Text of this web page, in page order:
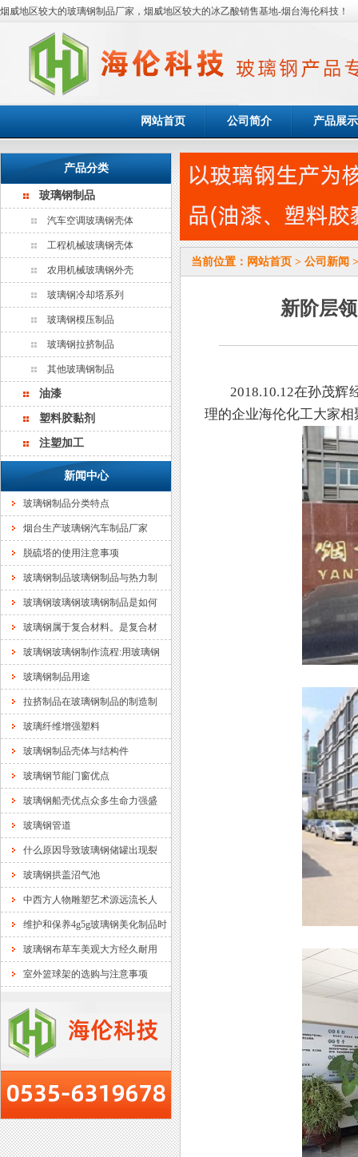
烟威地区较大的玻璃钢制品厂家，烟威地区较大的冰乙酸销售基地-烟台海伦科技！
网站首页 公司简介 产品展示
产品分类
玻璃钢制品
汽车空调玻璃钢壳体
工程机械玻璃钢壳体
农用机械玻璃钢外壳
玻璃钢冷却塔系列
玻璃钢模压制品
玻璃钢拉挤制品
其他玻璃钢制品
油漆
塑料胶黏剂
注塑加工
新闻中心
玻璃钢制品分类特点
烟台生产玻璃钢汽车制品厂家
脱硫塔的使用注意事项
玻璃钢制品玻璃钢制品与热力制
玻璃钢玻璃钢玻璃钢制品是如何
玻璃钢属于复合材料。是复合材
玻璃钢玻璃钢制作流程:用玻璃钢
玻璃钢制品用途
拉挤制品在玻璃钢制品的制造制
玻璃纤维增强塑料
玻璃钢制品壳体与结构件
玻璃钢节能门窗优点
玻璃钢船壳优点众多生命力强盛
玻璃钢管道
什么原因导致玻璃钢储罐出现裂
玻璃钢拱盖沼气池
中西方人物雕塑艺术源远流长人
维护和保养4g5g玻璃钢美化制品时
玻璃钢布草车美观大方经久耐用
室外篮球架的选购与注意事项
当前位置： 网站首页 > 公司新闻 >
新阶层
	2018.10.12在孙茂辉经理的组织下，首期新阶层烟台党校培训班一组联谊会，在孙茂辉经
理的企业海伦化工大家相